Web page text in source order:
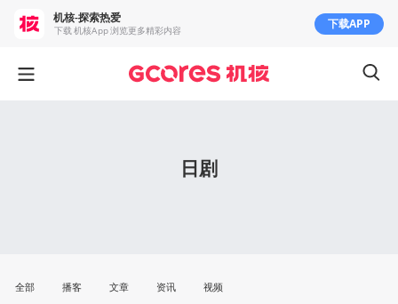
日剧
全部 播客 文章 资讯 视频
机核-探索热爱
下载 机核App 浏览更多精彩内容 下载APP